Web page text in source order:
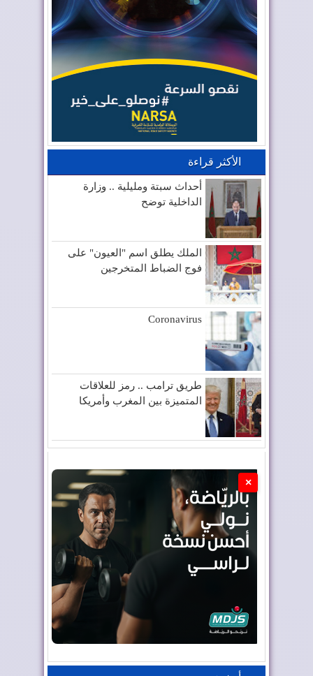
الأكثر قراءة
أحداث سبتة ومليلية .. وزارة
الداخلية توضح
الملك يطلق اسم "العيون" على
فوج الضباط المتخرجين
Coronavirus
طريق ترامب .. رمز للعلاقات
المتميزة بين المغرب وأمريكا
×